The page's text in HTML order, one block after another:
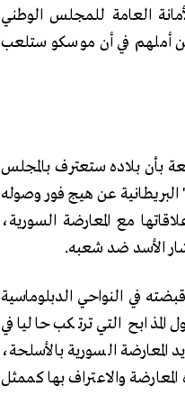
العامة للمجلس الوطني
عن أملهم في أن موسكو ستلعب
بأن بلاده ستعترف بالمجلس
عن هيج فور وصوله
مع المعارضة السورية،
الأسد ضد شعبه.
في النواحي الدبلوماسية
التي ترتكب حاليا في
السورية بالأسلحة،
والاعتراف بها كممثل